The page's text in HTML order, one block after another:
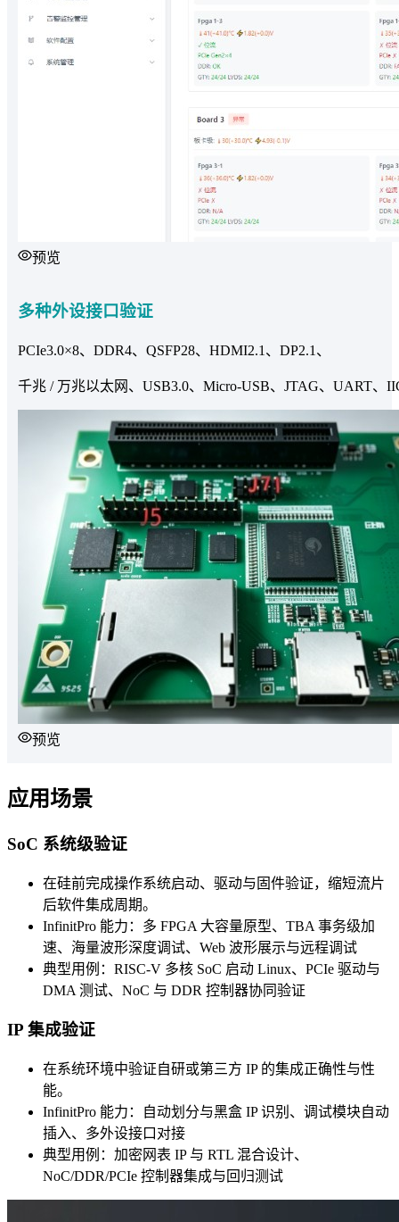
预览
多种外设接口验证
PCIe3.0×8、DDR4、QSFP28、HDMI2.1、DP2.1、
千兆 / 万兆以太网、USB3.0、Micro-USB、JTAG、UART、
预览
应用场景
SoC 系统级验证
在硅前完成操作系统启动、驱动与固件验证，缩短流片
后软件集成周期。
InfinitPro 能力：多 FPGA 大容量原型、TBA 事务级加
速、海量波形深度调试、Web 波形展示与远程调试
典型用例：RISC-V 多核 SoC 启动 Linux、PCIe 驱动与
DMA 测试、NoC 与 DDR 控制器协同验证
IP 集成验证
在系统环境中验证自研或第三方 IP 的集成正确性与性
能。
InfinitPro 能力：自动划分与黑盒 IP 识别、调试模块自动
插入、多外设接口对接
典型用例：加密网表 IP 与 RTL 混合设计、
NoC/DDR/PCIe 控制器集成与回归测试